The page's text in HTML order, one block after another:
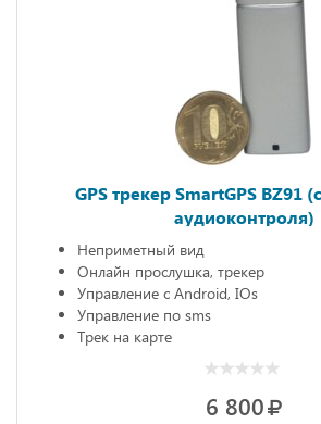
GPS трекер SmartGPS BZ91
аудиоконтроля)
Неприметный вид
Онлайн прослушка, трекер
Управление с Android, IOs
Управление по sms
Трек на карте
6 800